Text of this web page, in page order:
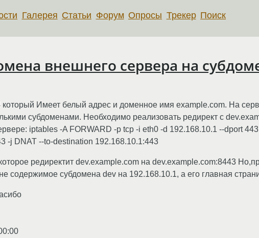
Галерея Статьи Форум Опросы Трекер Поиск
внешнего сервера на
Имеет белый адрес и доменное имя example.com. На
субдоменами. Необходимо реализовать редирект с
iptables -A FORWARD -p tcp -i eth0 -d 192.168.10.1 --dport
-j DNAT --to-destination 192.168.10.1:443
редиректит dev.example.com на dev.example.com:8443
содержимое субдомена dev на 192.168.10.1, а его главная